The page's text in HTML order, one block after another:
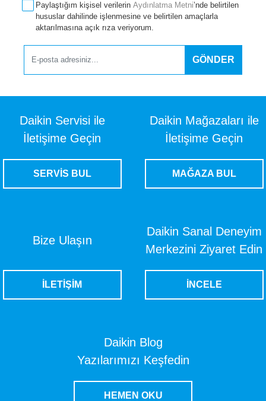
Paylaştığım kişisel verilerin Aydınlatma Metni’nde belirtilen
hususlar dahilinde işlenmesine ve belirtilen amaçlarla
aktarılmasına açık rıza veriyorum.
GÖNDER
Daikin Servisi ile
İletişime Geçin
SERVİS BUL
Daikin Mağazaları ile
İletişime Geçin
MAĞAZA BUL
Bize Ulaşın
İLETİŞİM
Daikin Sanal Deneyim
Merkezini Ziyaret Edin
İNCELE
Daikin Blog
Yazılarımızı Keşfedin
HEMEN OKU